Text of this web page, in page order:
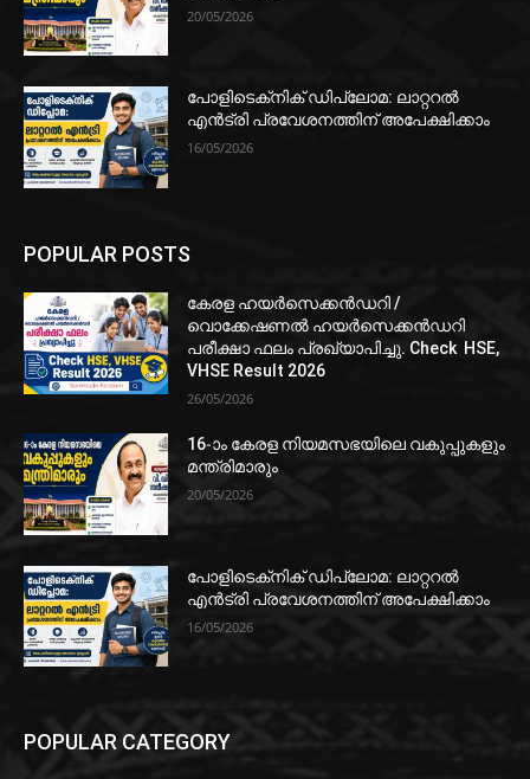
20/05/2026
പോളിടെക്‌നിക് ഡിപ്ലോമ: ലാറ്ററൽ
എൻട്രി പ്രവേശനത്തിന് അപേക്ഷിക്കാം
16/05/2026
POPULAR POSTS
കേരള ഹയർസെക്കൻഡറി /
വൊക്കേഷണൽ ഹയർസെക്കൻഡറി
പരീക്ഷാ ഫലം പ്രഖ്യാപിച്ചു. Check HSE,
VHSE Result 2026
26/05/2026
16-ാം കേരള നിയമസഭയിലെ വകുപ്പുകളും
മന്ത്രിമാരും
20/05/2026
പോളിടെക്‌നിക് ഡിപ്ലോമ: ലാറ്ററൽ
എൻട്രി പ്രവേശനത്തിന് അപേക്ഷിക്കാം
16/05/2026
POPULAR CATEGORY